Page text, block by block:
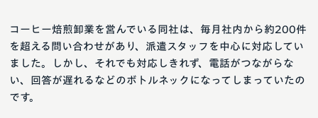
コーヒー焙煎卸業を営んでいる同社は、毎月社内から約200件
を超える問い合わせがあり、派遣スタッフを中心に対応してい
ました。しかし、それでも対応しきれず、電話がつながらな
い、回答が遅れるなどのボトルネックになってしまっていたの
です。